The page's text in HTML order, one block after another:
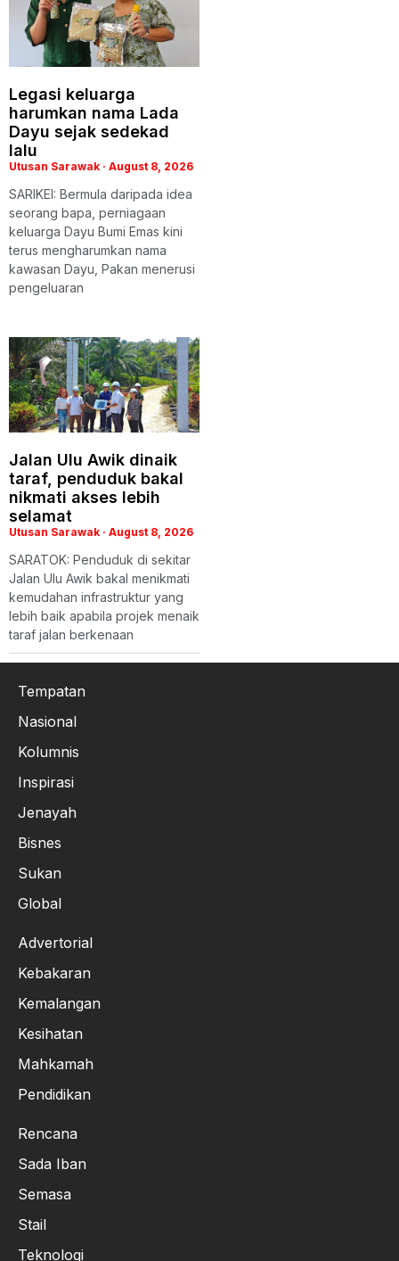
Legasi keluarga
harumkan nama Lada
Dayu sejak sedekad
lalu
Utusan Sarawak August 8, 2026
SARIKEI: Bermula daripada idea
seorang bapa, perniagaan
keluarga Dayu Bumi Emas kini
terus mengharumkan nama
kawasan Dayu, Pakan menerusi
pengeluaran
Jalan Ulu Awik dinaik
taraf, penduduk bakal
nikmati akses lebih
selamat
Utusan Sarawak August 8, 2026
SARATOK: Penduduk di sekitar
Jalan Ulu Awik bakal menikmati
kemudahan infrastruktur yang
lebih baik apabila projek menaik
taraf jalan berkenaan
Tempatan
Nasional
Kolumnis
Inspirasi
Jenayah
Bisnes
Sukan
Global
Advertorial
Kebakaran
Kemalangan
Kesihatan
Mahkamah
Pendidikan
Rencana
Sada Iban
Semasa
Stail
Teknologi